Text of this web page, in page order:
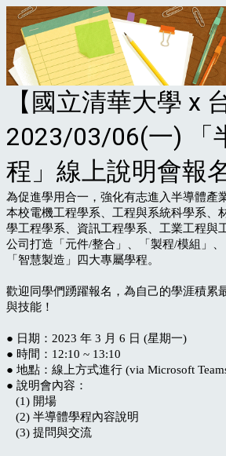
【國立清華大學 x
2023/03/06(一) 「
程」線上說明會報
為促進學用合一，強化有志進入半導體產
本校電機工程學系、工程與系統科學系、
學工程學系、資訊工程學系、工業工程與
公司打造「元件/整合」、「製程/模組」、
「智慧製造」四大專屬學程。
歡迎同學們踴躍報名，為自己的學涯積累
與技能！
● 日期：2023 年 3 月 6 日 (星期一)
● 時間：12:10 ~ 13:10
● 地點：線上方式進行 (via Microsoft
● 說明會內容：
(1) 開場
(2) 半導體學程內容說明
(3) 提問與交流